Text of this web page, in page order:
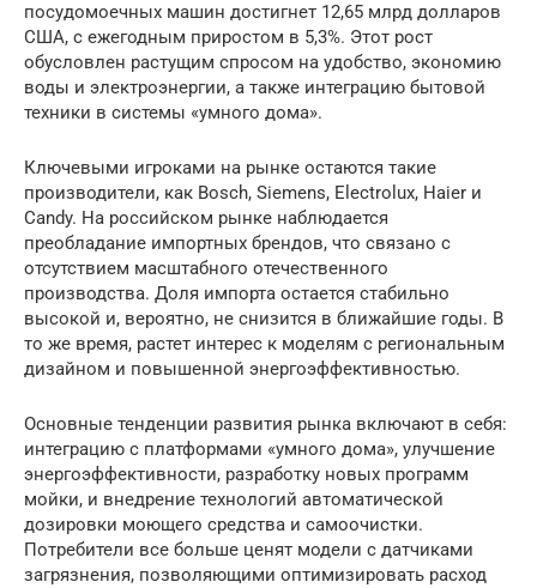
посудомоечных машин достигнет 12,65 млрд долларов
США, с ежегодным приростом в 5,3%. Этот рост
обусловлен растущим спросом на удобство, экономию
воды и электроэнергии, а также интеграцию бытовой
техники в системы «умного дома».
Ключевыми игроками на рынке остаются такие
производители, как Bosch, Siemens, Electrolux, Haier и
Candy. На российском рынке наблюдается
преобладание импортных брендов, что связано с
отсутствием масштабного отечественного
производства. Доля импорта остается стабильно
высокой и, вероятно, не снизится в ближайшие годы. В
то же время, растет интерес к моделям с региональным
дизайном и повышенной энергоэффективностью.
Основные тенденции развития рынка включают в себя:
интеграцию с платформами «умного дома», улучшение
энергоэффективности, разработку новых программ
мойки, и внедрение технологий автоматической
дозировки моющего средства и самоочистки.
Потребители все больше ценят модели с датчиками
загрязнения, позволяющими оптимизировать расход